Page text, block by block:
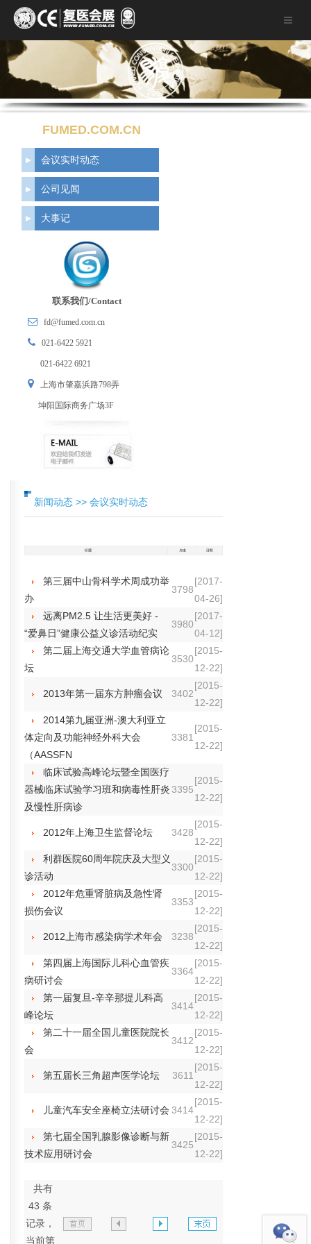
FUMED.COM.CN
会议实时动态
公司见闻
大事记
联系我们/Contact
fd@fumed.com.cn
021-6422 5921
021-6422 6921
上海市肇嘉浜路798弄
坤阳国际商务广场3F
新闻动态 >> 会议实时动态
第三届中山骨科学术周成功举
办
3798
[2017-
04-26]
远离PM2.5 让生活更美好 -
“爱鼻日”健康公益义诊活动纪实
3980
[2017-
04-12]
第二届上海交通大学血管病论
坛
3530
[2015-
12-22]
2013年第一届东方肿瘤会议 3402
[2015-
12-22]
2014第九届亚洲-澳大利亚立
体定向及功能神经外科大会
（AASSFN
3381
[2015-
12-22]
临床试验高峰论坛暨全国医疗
器械临床试验学习班和病毒性肝炎
及慢性肝病诊
3395
[2015-
12-22]
2012年上海卫生监督论坛 3428
[2015-
12-22]
利群医院60周年院庆及大型义
诊活动
3300
[2015-
12-22]
2012年危重肾脏病及急性肾
损伤会议
3353
[2015-
12-22]
2012上海市感染病学术年会 3238
[2015-
12-22]
第四届上海国际儿科心血管疾
病研讨会
3364
[2015-
12-22]
第一届复旦-辛辛那提儿科高
峰论坛
3414
[2015-
12-22]
第二十一届全国儿童医院院长
会
3412
[2015-
12-22]
第五届长三角超声医学论坛 3611
[2015-
12-22]
儿童汽车安全座椅立法研讨会 3414
[2015-
12-22]
第七届全国乳腺影像诊断与新
技术应用研讨会
3425
[2015-
12-22]
共有
43 条
记录，
当前第